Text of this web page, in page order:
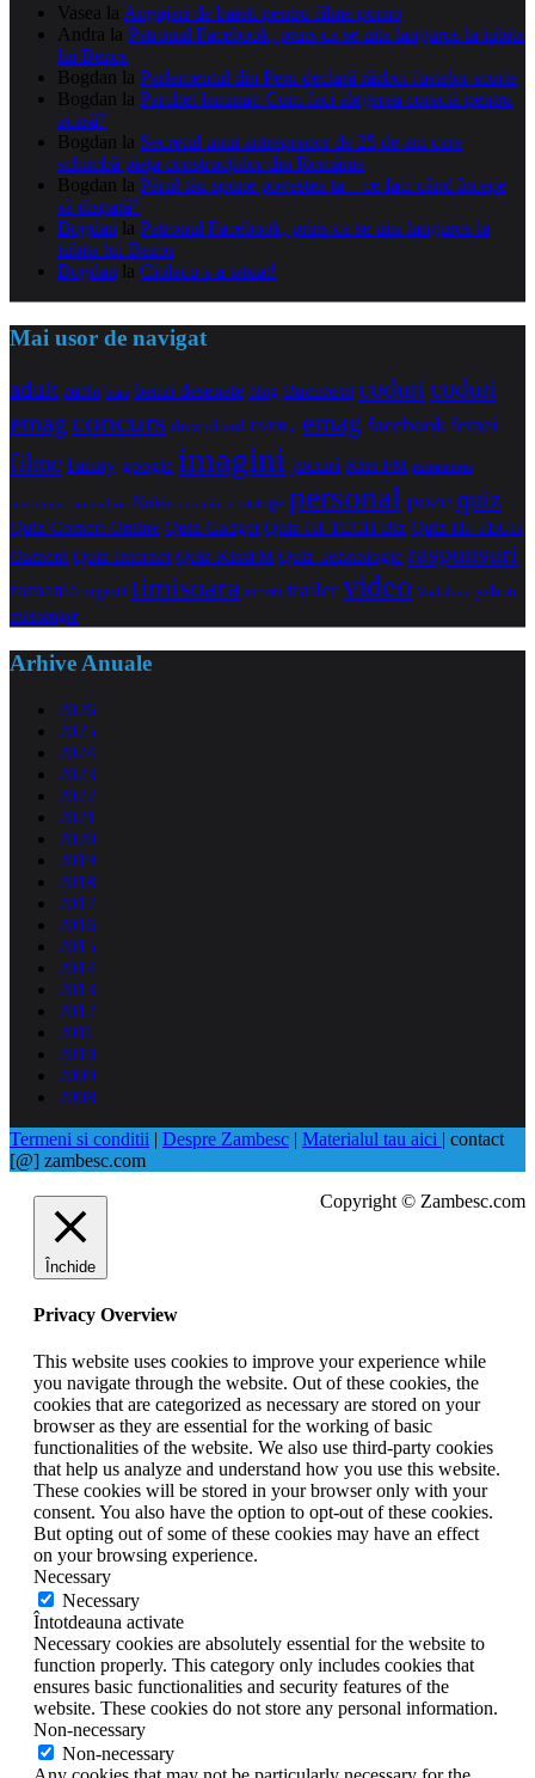
Vasea la Angajari de baieti pentru filme porno
Andra la Patronul Facebook, prins ca se uita languros la iubita
lui Bezos
Bogdan la Parlamentul din Peru declară război fustelor scurte
Bogdan la Parchet laminat: Cum faci alegerea corectă pentru
acasă?
Bogdan la Secretul unui antreprenor de 25 de ani care
schimbă piața construcțiilor din România
Bogdan la Părul tău spune povestea ta – ce faci când începe
să dispară?
Bogdan la Patronul Facebook, prins ca se uita languros la
iubita lui Bezos
Bogdan la Ciolacu s-a tatuat!
Mai usor de navigat
adult audio bani benzi desenate blog Bucuresti coduricoduri
emag concurs download DVDRip emag facebook femei
filme funny google imagini jocuri Kiss FM maramures
messenger noiembrie Nokia octombrie orange personal pozequiz
Quiz Comert Online Quiz Gadget Quiz HI-TECH Biz Quiz HI-TECH
Oameni Quiz Internet Quiz KissFM Quiz Tehnologie raspunsuri
romania sugestii timisoara torrent trailer video Vodafone yahoo
messenger
Arhive Anuale
2026
2025
2024
2023
2022
2021
2020
2019
2018
2017
2016
2015
2014
2013
2012
2011
2010
2009
2008
Termeni si conditii | Despre Zambesc | Materialul tau aici | contact
[@] zambesc.com
Copyright © Zambesc.com
Închide
Privacy Overview
This website uses cookies to improve your experience while
you navigate through the website. Out of these cookies, the
cookies that are categorized as necessary are stored on your
browser as they are essential for the working of basic
functionalities of the website. We also use third-party cookies
that help us analyze and understand how you use this website.
These cookies will be stored in your browser only with your
consent. You also have the option to opt-out of these cookies.
But opting out of some of these cookies may have an effect
on your browsing experience.
Necessary
Necessary
Întotdeauna activate
Necessary cookies are absolutely essential for the website to
function properly. This category only includes cookies that
ensures basic functionalities and security features of the
website. These cookies do not store any personal information.
Non-necessary
Non-necessary